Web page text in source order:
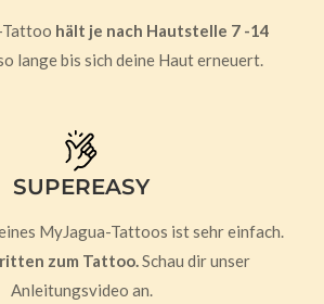
Tattoo hält je nach Hautstelle 7 -14
lange bis sich deine Haut erneuert.
SUPEREASY
MyJagua-Tattoos ist sehr einfach.
zum Tattoo.Schau dir unser
Anleitungsvideo an.